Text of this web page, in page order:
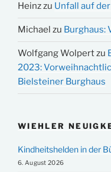
Heinzzu Unfall auf
Michael zu Burghaus:
Wolfgang Wolpertzu
2023:
Bielsteiner Burghaus
WIEHLER
Kindheitshelden in der
6. August 2026